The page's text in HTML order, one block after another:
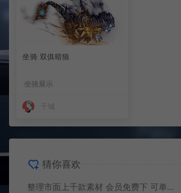
坐骑 双俱暗狼
坐骑展示
猜你喜欢
整理市面上千款素材 会员免费下 可单独买-5个多G